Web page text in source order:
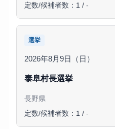
定数/候補者数：1 / -
選挙
2026年8月9日（日）
泰阜村長選挙
長野県
定数/候補者数：1 / -